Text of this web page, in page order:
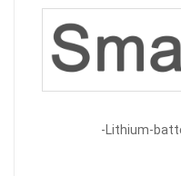
Lithium-